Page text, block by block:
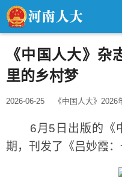
《中国人大》
里的乡村梦
2026-06-25 《中国人大》2026
6月5日出版的《中
期，刊发了《吕妙霞：